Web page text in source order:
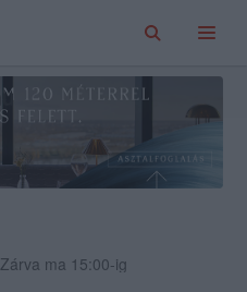
Zárva ma 15:00-ig